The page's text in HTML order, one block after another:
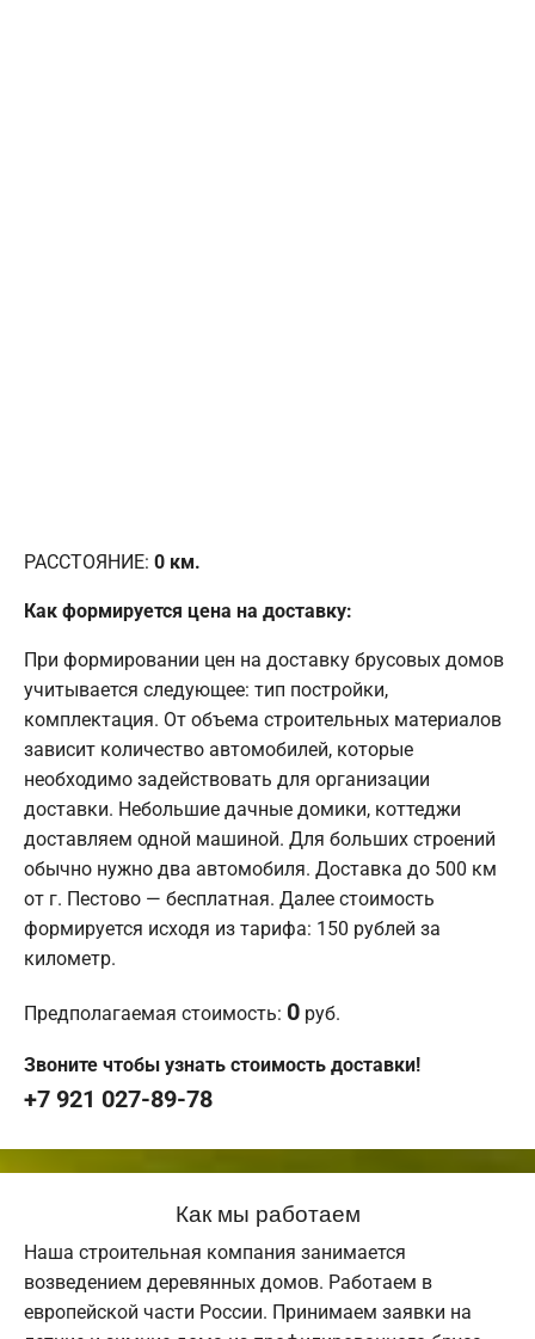
РАССТОЯНИЕ: 0 км.
Как формируется цена на доставку:
При формировании цен на доставку брусовых домов
учитывается следующее: тип постройки,
комплектация. От объема строительных материалов
зависит количество автомобилей, которые
необходимо задействовать для организации
доставки. Небольшие дачные домики, коттеджи
доставляем одной машиной. Для больших строений
обычно нужно два автомобиля. Доставка до 500 км
от г. Пестово — бесплатная. Далее стоимость
формируется исходя из тарифа: 150 рублей за
километр.
Предполагаемая стоимость: 0 руб.
Звоните чтобы узнать стоимость доставки!
+7 921 027-89-78
Как мы работаем
Наша строительная компания занимается
возведением деревянных домов. Работаем в
европейской части России. Принимаем заявки на